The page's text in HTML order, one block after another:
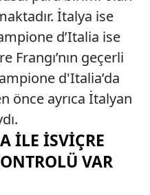
İtalya ise
d’Italia ise
Frangı’nın geçerli
d'Italia’da
önce ayrıca İtalyan
İLE İSVIÇRE
VAR